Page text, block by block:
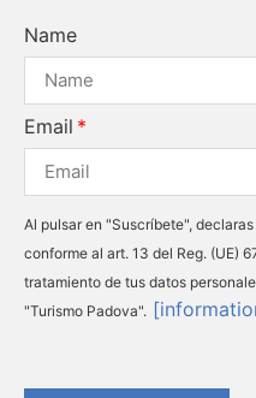
Name
Email
Al pulsar en "Suscríbete",
conforme al art. 13 del Reg. (UE)
tratamiento de tus datos
"Turismo Padova".